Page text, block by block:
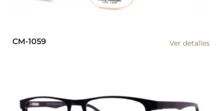
CM-1059 Ver detalles